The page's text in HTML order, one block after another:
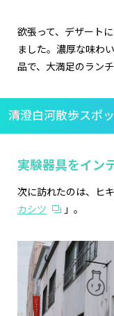
欲張って、デザート
ました。濃厚な味わ
品で、大満足のランチ
清澄白河散歩スポ
実験器具をイン
次に訪れたのは、ヒ
カシツ
」。